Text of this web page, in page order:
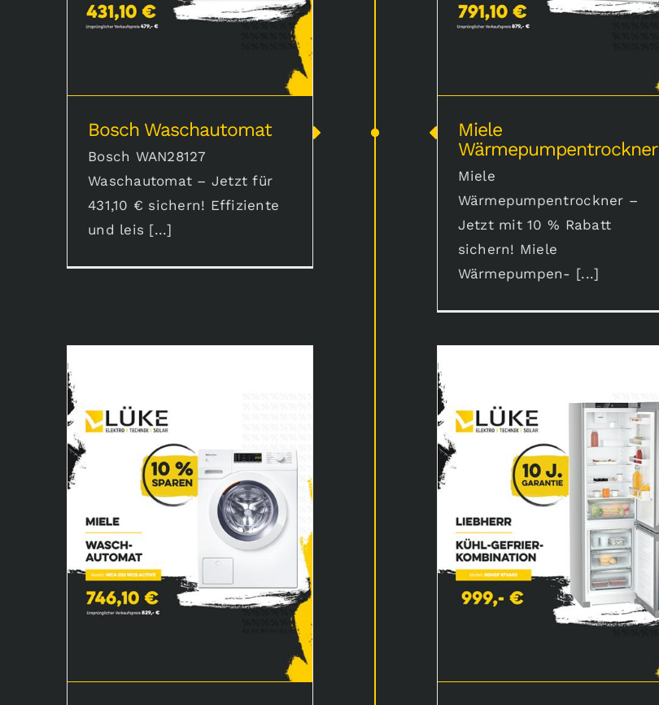
Miele
Wärmepumpentrockner
Miele
Wärmepumpentrockner –
Jetzt mit 10 % Rabatt
sichern! Miele
Wärmepumpen- [...]
Bosch Waschautomat
Bosch WAN28127
Waschautomat – Jetzt für
431,10 € sichern! Effiziente
und leis [...]
Liebherr Kühl-Gefrier-Kombination
Miele Waschautomat